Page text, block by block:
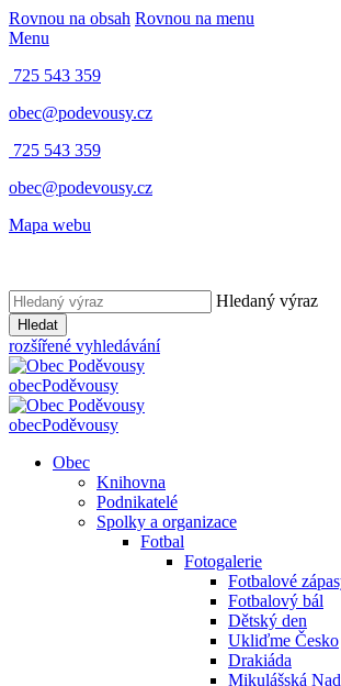
Rovnou na obsah Rovnou na menu
Menu
725 543 359
obec@podevousy.cz
725 543 359
obec@podevousy.cz
Mapa webu
Hledaný výraz
Hledat
rozšířené vyhledávání
obecPoděvousy
obecPoděvousy
Obec
Knihovna
Podnikatelé
Spolky a organizace
Fotbal
Fotogalerie
Fotbalové
Fotbalový bál
Dětský den
Ukliďme Česko
Drakiáda
Mikulášská